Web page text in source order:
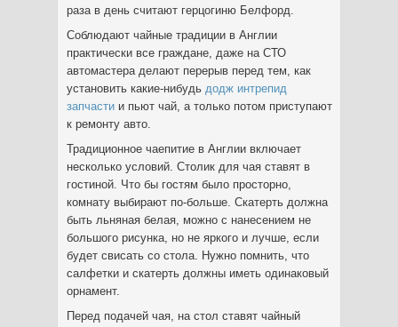
раза в день считают герцогиню Белфорд.
Соблюдают чайные традиции в Англии
практически все граждане, даже на СТО
автомастера делают перерыв перед тем, как
установить какие-нибудь додж интрепид
запчасти и пьют чай, а только потом приступают
к ремонту авто.
Традиционное чаепитие в Англии включает
несколько условий. Столик для чая ставят в
гостиной. Что бы гостям было просторно,
комнату выбирают по-больше. Скатерть должна
быть льняная белая, можно с нанесением не
большого рисунка, но не яркого и лучше, если
будет свисать со стола. Нужно помнить, что
салфетки и скатерть должны иметь одинаковый
орнамент.
Перед подачей чая, на стол ставят чайный